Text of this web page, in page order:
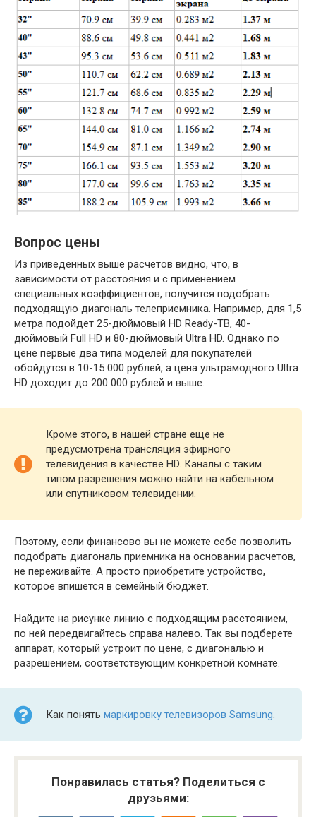
Вопрос цены
Из приведенных выше расчетов видно, что, в
зависимости от расстояния и с применением
специальных коэффициентов, получится подобрать
подходящую диагональ телеприемника. Например, для 1,5
метра подойдет 25-дюймовый HD Ready-ТВ, 40-
дюймовый Full HD и 80-дюймовый Ultra HD. Однако по
цене первые два типа моделей для покупателей
обойдутся в 10-15 000 рублей, а цена ультрамодного Ultra
HD доходит до 200 000 рублей и выше.
Кроме этого, в нашей стране еще не
предусмотрена трансляция эфирного
телевидения в качестве HD. Каналы с таким
типом разрешения можно найти на кабельном
или спутниковом телевидении.
Поэтому, если финансово вы не можете себе позволить
подобрать диагональ приемника на основании расчетов,
не переживайте. А просто приобретите устройство,
которое впишется в семейный бюджет.
Найдите на рисунке линию с подходящим расстоянием,
по ней передвигайтесь справа налево. Так вы подберете
аппарат, который устроит по цене, с диагональю и
разрешением, соответствующим конкретной комнате.
Как понять маркировку телевизоров Samsung.
Понравилась статья? Поделиться с
друзьями: